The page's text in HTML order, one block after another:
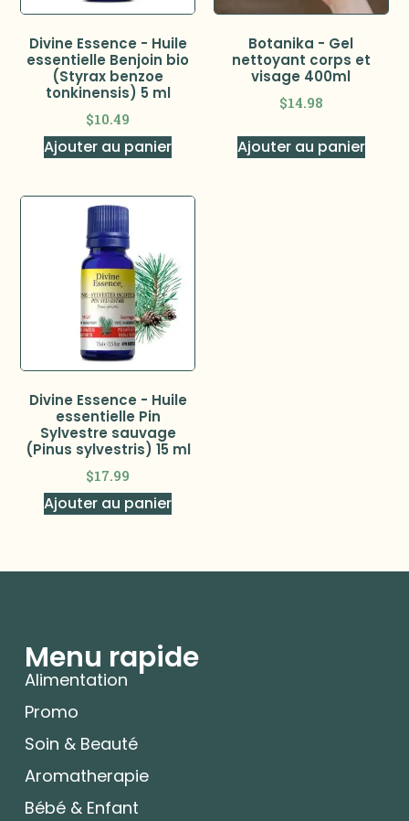
Divine Essence - Huile
essentielle Benjoin bio
(Styrax benzoe
tonkinensis) 5 ml
$10.49
Ajouter au panier
Botanika - Gel
nettoyant corps et
visage 400ml
$14.98
Ajouter au panier
Divine Essence - Huile
essentielle Pin
Sylvestre sauvage
(Pinus sylvestris) 15 ml
$17.99
Ajouter au panier
Menu rapide
Alimentation
Promo
Soin & Beauté
Aromatherapie
Bébé & Enfant